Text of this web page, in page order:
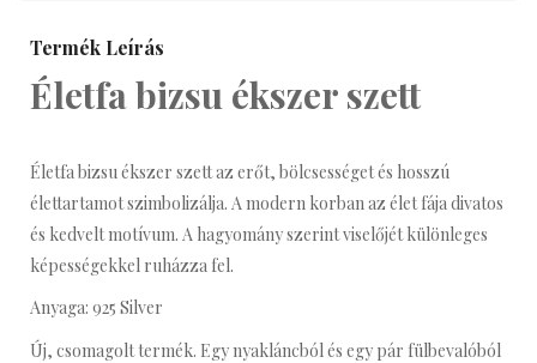
Termék Leírás
Életfa bizsu ékszer szett
Életfa bizsu ékszer szett az erőt, bölcsességet és hosszú
élettartamot szimbolizálja. A modern korban az élet fája divatos
és kedvelt motívum. A hagyomány szerint viselőjét különleges
képességekkel ruházza fel.
Anyaga: 925 Silver
Új, csomagolt termék. Egy nyakláncból és egy pár fülbevalóból